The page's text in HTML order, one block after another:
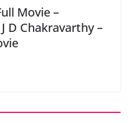
Movie –
D Chakravarthy –